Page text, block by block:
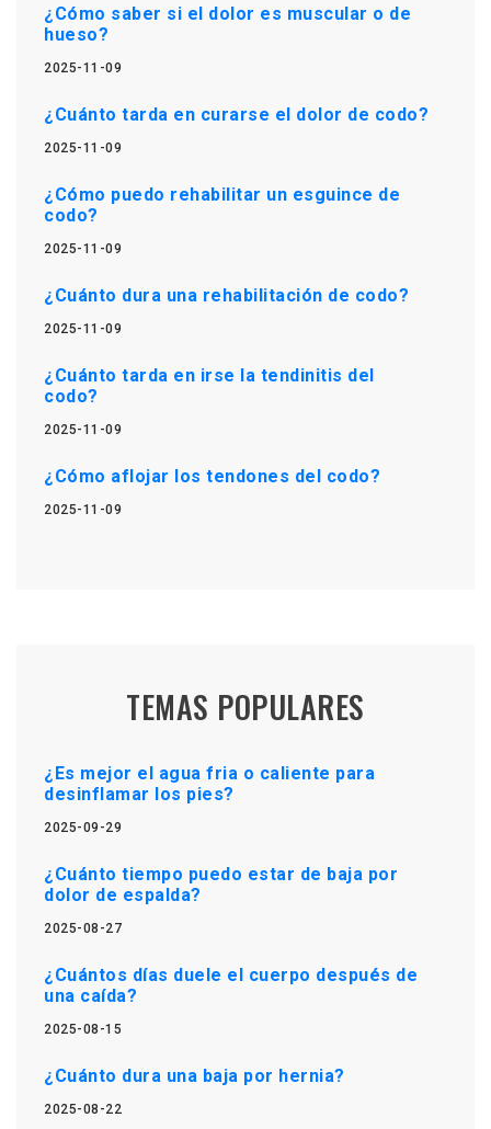
¿Cómo saber si el dolor es muscular o de
hueso?
2025-11-09
¿Cuánto tarda en curarse el dolor de codo?
2025-11-09
¿Cómo puedo rehabilitar un esguince de
codo?
2025-11-09
¿Cuánto dura una rehabilitación de codo?
2025-11-09
¿Cuánto tarda en irse la tendinitis del
codo?
2025-11-09
¿Cómo aflojar los tendones del codo?
2025-11-09
TEMAS POPULARES
¿Es mejor el agua fria o caliente para
desinflamar los pies?
2025-09-29
¿Cuánto tiempo puedo estar de baja por
dolor de espalda?
2025-08-27
¿Cuántos días duele el cuerpo después de
una caída?
2025-08-15
¿Cuánto dura una baja por hernia?
2025-08-22